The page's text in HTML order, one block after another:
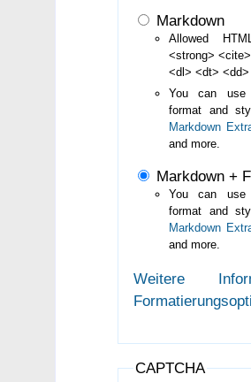
Markdown
Allowed
<strong>
<dl> <dt>
You can use
format and
Markdown
and more.
Markdown +
You can use
format and
Markdown
and more.
Weitere
CAPTCHA